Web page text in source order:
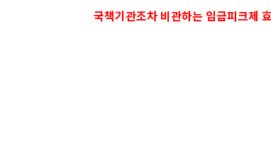
국책기관조차 비관하는 임금피크제